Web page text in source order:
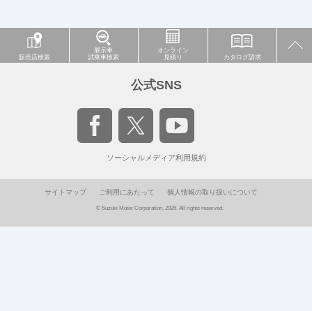
販売店検索
展示車
試乗車検索
オンライン
見積り
カタログ請求
公式SNS
ソーシャルメディア利用規約
サイトマップ ご利用にあたって 個人情報の取り扱いについて
© Suzuki Motor Corporation, 2026. All rights reserved.